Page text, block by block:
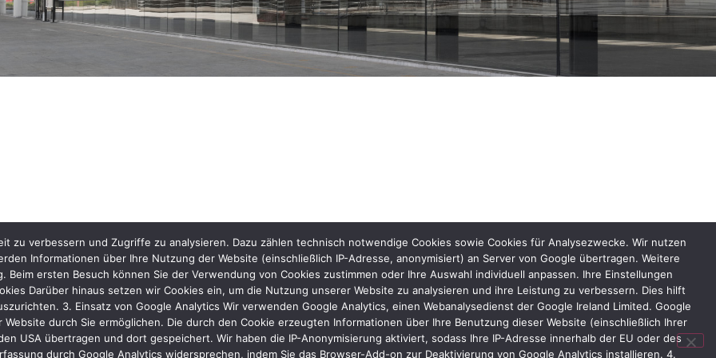
zu verbessern und Zugriffe zu analysieren. Dazu zählen technisch notwendige Cookies sowie Cookies für Analysezwecke. Wir nutzen
Informationen über Ihre Nutzung der Website (einschließlich IP-Adresse, anonymisiert) an Server von Google übertragen. Weitere
ersten Besuch können Sie der Verwendung von Cookies zustimmen oder Ihre Auswahl individuell anpassen. Ihre Einstellungen
Darüber hinaus setzen wir Cookies ein, um die Nutzung unserer Website zu analysieren und ihre Leistung zu verbessern. Dies hilft
3. Einsatz von Google Analytics Wir verwenden Google Analytics, einen Webanalysedienst der Google Ireland Limited. Google
durch Sie ermöglichen. Die durch den Cookie erzeugten Informationen über Ihre Benutzung dieser Website (einschließlich Ihrer
USA übertragen und dort gespeichert. Wir haben die IP-Anonymisierung aktiviert, sodass Ihre IP-Adresse innerhalb der EU oder des
durch Google Analytics widersprechen, indem Sie das Browser-Add-on zur Deaktivierung von Google Analytics installieren. 4.